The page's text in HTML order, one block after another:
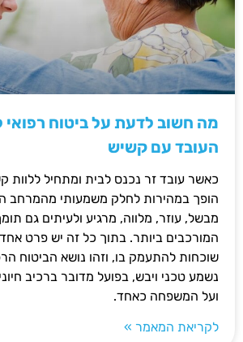
מה חשוב לדעת על ביטוח רפואי
העובד עם קשיש
כאשר עובד זר נכנס לבית ומתחיל ללוות
הופך במהירות לחלק משמעותי מהמרחב
מבשל, עוזר, מלווה, מרגיע ולעיתים גם
המורכבים ביותר. בתוך כל זה יש פרט
שוכחות להתעמק בו, וזהו נושא הביטוח
נשמע טכני ויבש, בפועל מדובר ברכיב
ועל המשפחה כאחד.
לקריאת המאמר »